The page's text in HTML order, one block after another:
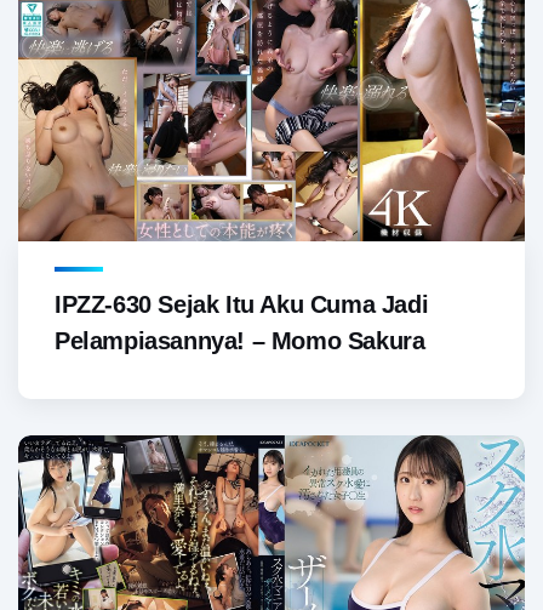
IPZZ-630 Sejak Itu Aku Cuma Jadi
Pelampiasannya! – Momo Sakura